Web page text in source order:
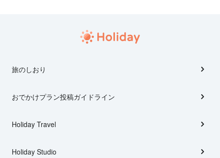
旅のしおり
おでかけプラン投稿ガイドライン
Holiday Travel
Holiday Studio